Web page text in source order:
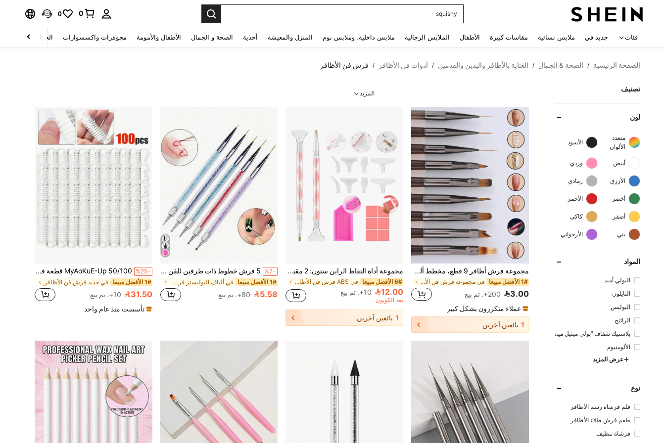
squishy
0
0
فئات جديد في ملابس نسائية مقاسات كبيرة الأطفال الملابس الرجالية ملابس داخلية، وملابس نوم المنزل والمعيشة أحذية الصحة و الجمال الأطفال والأمومة مجوهرات واكسسوارات الحقائب والأمتعة
الصفحة الرئيسية / الصحة & الجمال / العناية بالأظافر واليدين والقدمين / أدوات فن الأظافر / فرش فن الأظافر
تصنيف
لون
متعدد
الألوان
الأسود
أبيض وردي
الأزرق رمادي
أخضر الأحمر
أصفر كاكي
بني الأرجواني
المواد
البولي أميد
النايلون
البوليس
تر
الراتنج
بلاستيك شفاف "بولي ميثيل ميث
اكريلات "
الألومنيوم
عرض المزيد
نوع
قلم فرشاة رسم الأظافر
طقم فرش طلاء الأظافر
فرشاة تنظيف
المزيد
مجموعة فرش أظافر 9 قطع، مخطط ألوان بني، تشمل: فرشاة أظافر، فرشاة قالب، فرشاة الرأس، فرشاة نسيج، فرشاة طلاء أظافر جل UV وفرشاة تدرج. مناسبة لصالونات الأظافر والاستخدام المنزلي. سهلة التخزين، خيار مثالي للمبتدئين، سيناريوهات DIY متعددة.
1# الأفضل مبيعا في مجموعة فرش فن الأظافر فرش فن الأظافر
3.00 200+. تم بيع
عملاء متكررون بشكل كبير
1 بائعين آخرين
مجموعة أداة التقاط الراين ستون: 2 مقبض لالتقاط الراين ستون، قلم نقطي ذو طرفين للراين ستون مع 12 طرف بلاستيكي قابل للاستبدال، مناسب لفن الأظافر والحرف اليدوية
6# الأفضل مبيعا في ABS فرش فن الأظافر
12.00 10+. تم بيع
بعد الكوبون
1 بائعين آخرين
%7- 5 فرش خطوط ذات طرفين للفن على الأظافر، أقلام نقطية، أدوات تفصيل ونقطية، لوازم الأظافر، أدوات الأظافر، أدوات الفن على الأظافر، عودة إلى المدرسة، الأظافر، أدوات الأظافر للأظافر المثبتة
1# الأفضل مبيعا في ألياف البوليستر فرش فن الأظافر
5.58 80+. تم بيع
%25- MyAoKuE-Up 50/100 قطعة فرشاة صغيرة لإزالة غبار الأظافر مع مقبض، مناسبة لتنظيف الأظافر ومسحوق الأظافر. فرشاة إزالة الغبار من الأظافر والقدمين بشعيرات بلاستيكية ناعمة، مجموعة أدوات تنظيف الأظافر والبديكير.
1# الأفضل مبيعا في جديد فرش فن الأظافر
31.50 10+. تم بيع
تأسست منذ عام واحد